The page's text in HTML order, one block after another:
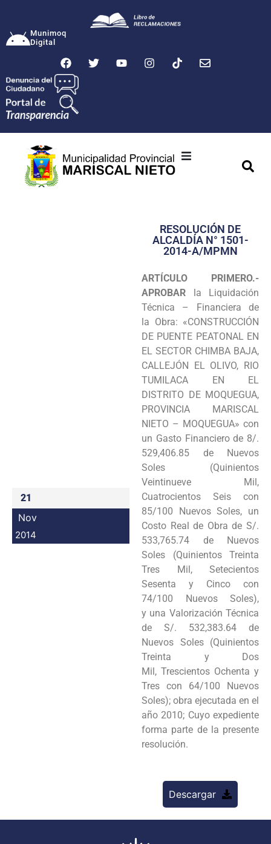
Munimoq
Digital
Transparencia
Programas
Intranet
21
Nov
2014
RESOLUCIÓN DE
ALCALDÍA N° 1501-
2014-A/MPMN
ARTÍCULO PRIMERO.-
APROBAR la Liquidación
Técnica – Financiera de
la Obra: «CONSTRUCCIÓN
DE PUENTE PEATONAL EN
EL SECTOR CHIMBA BAJA,
CALLEJÓN EL OLIVO, RIO
TUMILACA EN EL
DISTRITO DE MOQUEGUA,
PROVINCIA MARISCAL
NIETO – MOQUEGUA» con
un Gasto Financiero de 8/.
529,406.85 de Nuevos
Soles (Quinientos
Veintinueve Mil,
Cuatrocientos Seis con
85/100 Nuevos Soles, un
Costo Real de Obra de S/.
533,765.74 de Nuevos
Soles (Quinientos Treinta
Tres Mil, Setecientos
Sesenta y Cinco con
74/100 Nuevos Soles),
y una Valorización Técnica
de S/. 532,383.64 de
Nuevos Soles (Quinientos
Treinta y Dos
Mil, Trescientos Ochenta y
Tres con 64/100 Nuevos
Soles); obra ejecutada en el
año 2010; Cuyo expediente
forma parte de la presente
resolución.
Descargar